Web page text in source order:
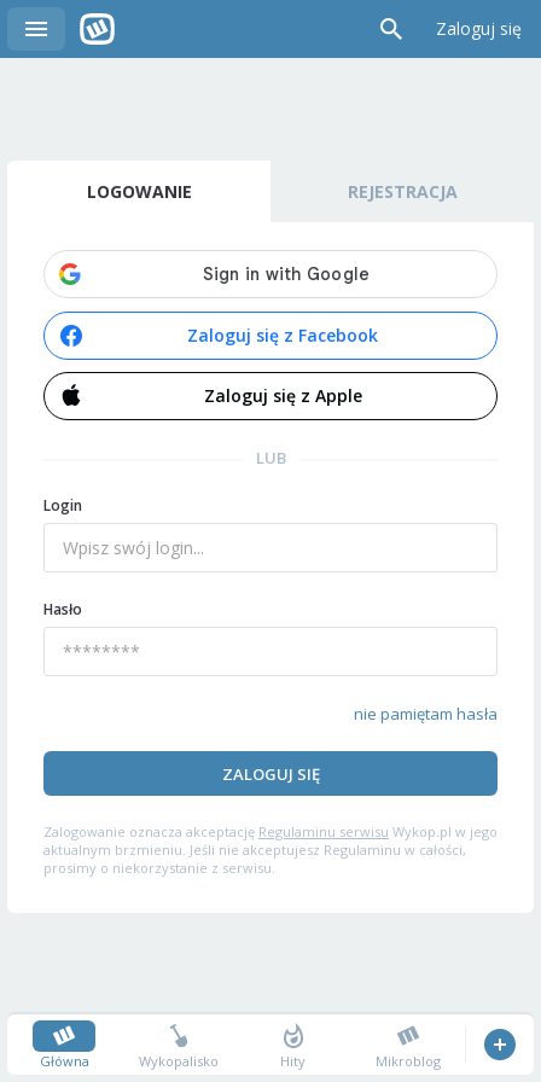
Zaloguj się
LOGOWANIE REJESTRACJA
Zaloguj się z Facebook
Zaloguj się z Apple
LUB
Login
Hasło
nie pamiętam hasła
ZALOGUJ SIĘ
Zalogowanie oznacza akceptację Regulaminu serwisu Wykop.pl w jego
aktualnym brzmieniu. Jeśli nie akceptujesz Regulaminu w całości,
prosimy o niekorzystanie z serwisu.
Główna Wykopalisko Hity Mikroblog